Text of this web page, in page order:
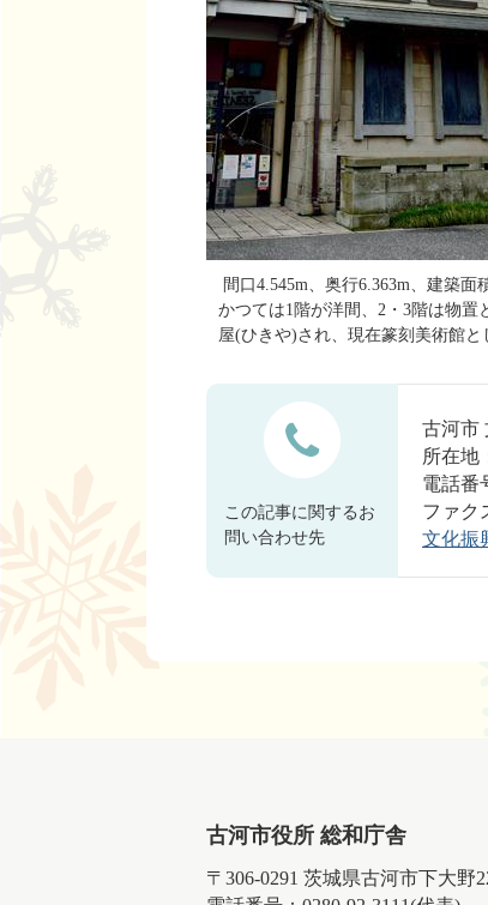
間口4.545m、奥行6.363m、建築
かつては1階が洋間、2・3階は物
屋(ひきや)され、現在篆刻美術館と
この記事に関するお
問い合わせ先
古河市
所在地
電話番
ファク
文化振
古河市役所 総和庁舎
〒306-0291 茨城県古河市下大野